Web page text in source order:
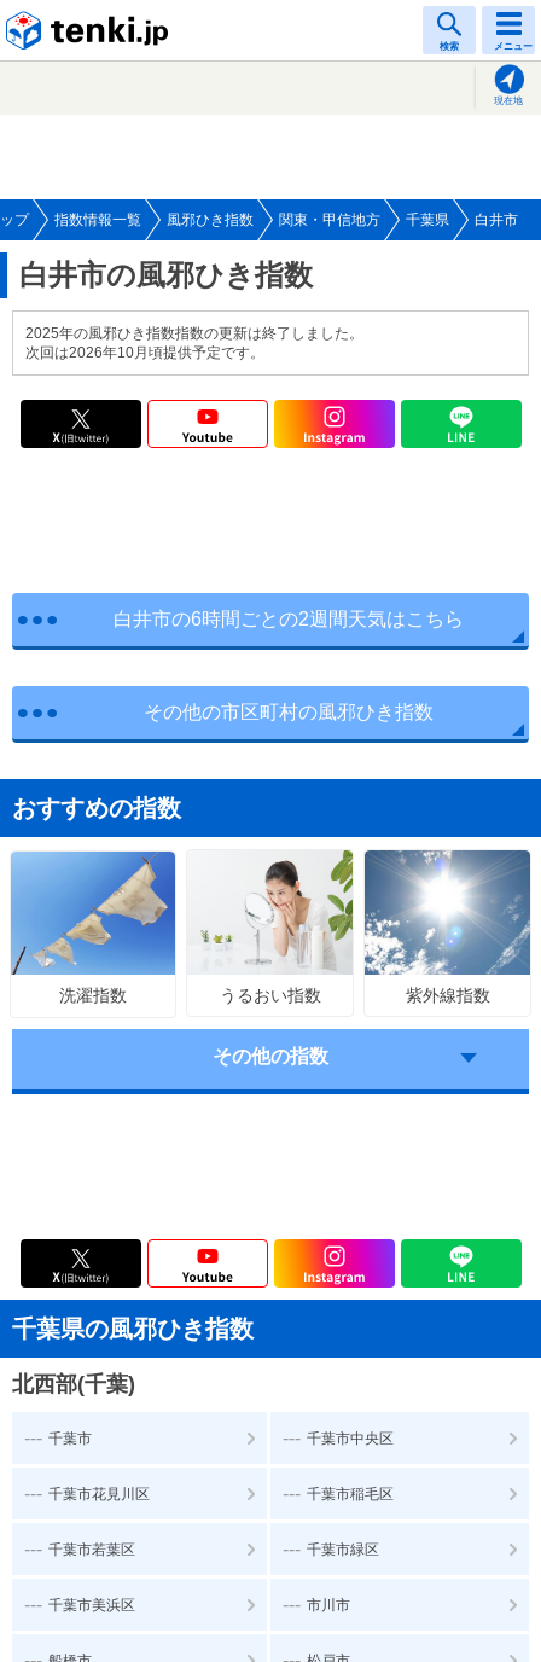
検索 メニュー
現在地
プ 指数情報一覧 風邪ひき指数 関東・甲信地方 千葉県 白井市
白井市の風邪ひき指数
2025年の風邪ひき指数指数の更新は終了しました。
次回は2026年10月頃提供予定です。
白井市の6時間ごとの2週間天気はこちら
その他の市区町村の風邪ひき指数
おすすめの指数
洗濯指数 うるおい指数 紫外線指数
その他の指数
千葉県の風邪ひき指数
北西部(千葉)
--- 千葉市 --- 千葉市中央区
--- 千葉市花見川区 --- 千葉市稲毛区
--- 千葉市若葉区 --- 千葉市緑区
--- 千葉市美浜区 --- 市川市